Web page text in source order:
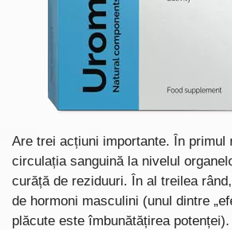
Are trei acțiuni importante. În primul
circulația sanguină la nivelul
curăță de reziduuri. În al treilea
de hormoni masculini (unul dintre
plăcute este îmbunătățirea potenței).